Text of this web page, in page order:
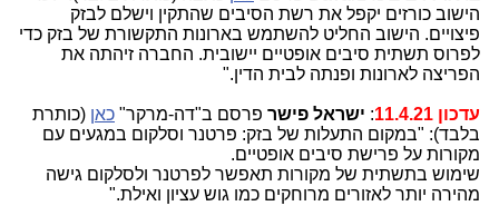
הישוב כורזים יקפל את רשת הסיבים שהתקין וישלם לבזק
פיצויים. הישוב החליט להשתמש בארונות התקשורת של בזק כדי
לפרוס תשתית סיבים אופטיים יישובית. החברה זיהתה את
הפריצה לארונות ופנתה לבית הדין."
עדכון 11.4.21 : ישראל פישר פרסם ב"דה-מרקר" כאן (כותרת
בלבד): "במקום התעלות של בזק: פרטנר וסלקום במגעים עם
מקורות על פרישת סיבים אופטיים.
שימוש בתשתית של מקורות תאפשר לפרטנר ולסלקום גישה
מהירה יותר לאזורים מרוחקים כמו גוש עציון ואילת."